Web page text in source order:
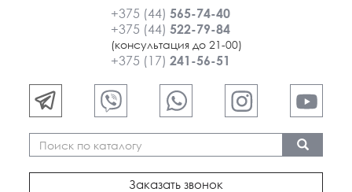
+375 (44) 565-74-40
+375 (44) 522-79-84
(консультация до 21-00)
+375 (17) 241-56-51
Заказать звонок